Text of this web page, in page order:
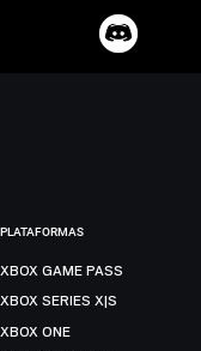
PLATAFORMAS
XBOX GAME PASS
XBOX SERIES X|S
XBOX ONE